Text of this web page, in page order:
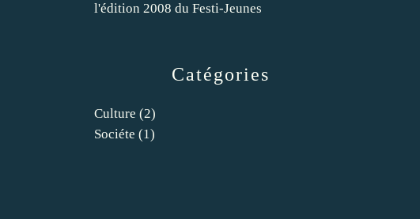
Catégories
Culture (2)
Sociéte (1)
l'édition 2008 du Festi-Jeunes